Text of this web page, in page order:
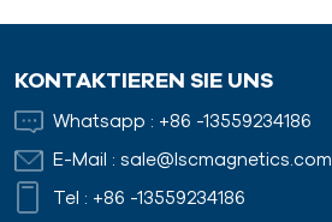
KONTAKTIEREN SIE UNS
Whatsapp : +86 -13559234186
E-Mail : sale@lscmagnetics.com
Tel : +86 -13559234186